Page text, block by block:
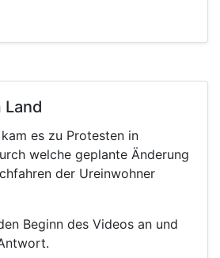
es zu Protesten in
welche geplante Änderung
der Ureinwohner
Beginn des Videos an und